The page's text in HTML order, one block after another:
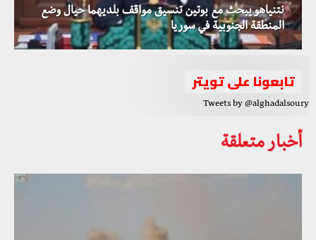
نتنياهو يبحث مع بوتين تنسيق مواقف بلديهما حيال وضع
المنطقة الجنوبية في سوريا
تابعونا على تويتر
Tweets by @alghadalsoury
أخبار متعلقة